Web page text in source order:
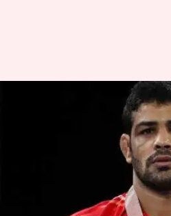
ஒலிம்பிக்
சுஷில்
உச்ச
Venkatalakshmi V Aug